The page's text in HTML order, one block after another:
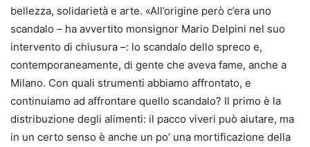
bellezza, solidarietà e arte. «All’origine però c’era uno
scandalo – ha avvertito monsignor Mario Delpini nel suo
intervento di chiusura –: lo scandalo dello spreco e,
contemporaneamente, di gente che aveva fame, anche a
Milano. Con quali strumenti abbiamo affrontato, e
continuiamo ad affrontare quello scandalo? Il primo è la
distribuzione degli alimenti: il pacco viveri può aiutare, ma
in un certo senso è anche un po’ una mortificazione della